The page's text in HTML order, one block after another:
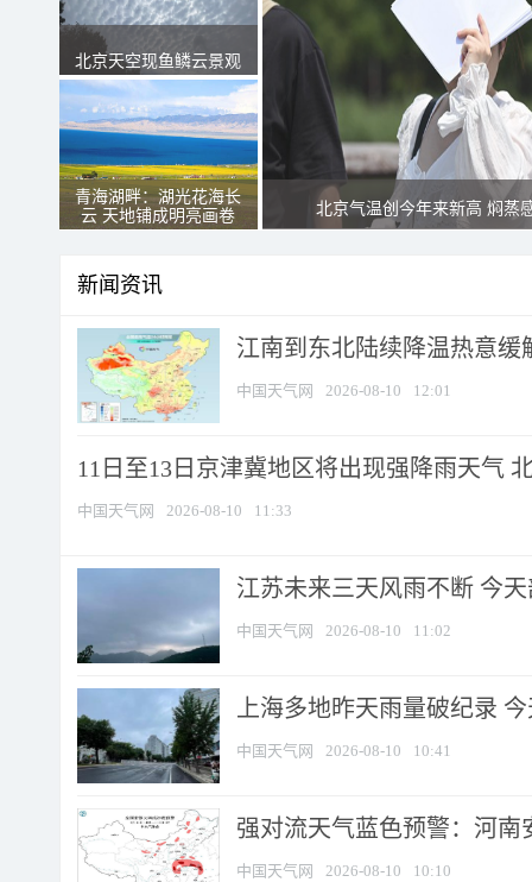
北京天空现鱼鳞云景观
青海湖畔：湖光花海长
云 天地铺成明亮画卷
北京气温创今年来新高 焖蒸
新闻资讯
江南到东北陆续降温热意缓
中国天气网 2026-08-10 12:01
11日至13日京津冀地区将出现强降雨天气
中国天气网 2026-08-10 11:33
江苏未来三天风雨不断 今
中国天气网 2026-08-10 11:02
上海多地昨天雨量破纪录
中国天气网 2026-08-10 10:41
强对流天气蓝色预警：河南
中国天气网 2026-08-10 10:10